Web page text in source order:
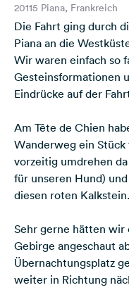
20115 Piana, Frankreich
Die Fahrt ging durch
Piana an die
Wir waren einfach so
Gesteinsformationen
Eindrücke auf der
Am Tête de Chien
Wanderweg ein
vorzeitig umdrehen
für unseren Hund)
diesen roten Kalkstein.
Sehr gerne hätten wir
Gebirge angeschaut
Übernachtungsplatz
weiter in Richtung